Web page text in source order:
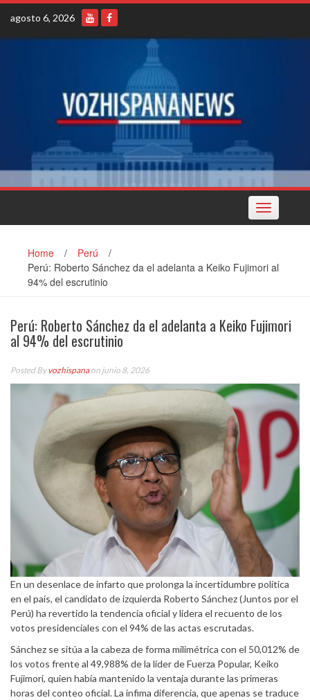
Skip
content
agosto 6, 2026
Toggle
navigation
Home / Perú
/
Perú: Roberto Sánchez da el adelanta a Keiko Fujimori al
94% del escrutinio
Perú: Roberto Sánchez da el adelanta a Keiko Fujimori
al 94% del escrutinio
Posted Byvozhispanaon junio 8, 2026
En un desenlace de infarto que prolonga la incertidumbre política
en el país, el candidato de izquierda Roberto Sánchez (Juntos por el
Perú) ha revertido la tendencia oficial y lidera el recuento de los
votos presidenciales con el 94% de las actas escrutadas.
Sánchez se sitúa a la cabeza de forma milimétrica con el 50,012% de
los votos frente al 49,988% de la líder de Fuerza Popular, Keiko
Fujimori, quien había mantenido la ventaja durante las primeras
horas del conteo oficial. La ínfima diferencia, que apenas se traduce